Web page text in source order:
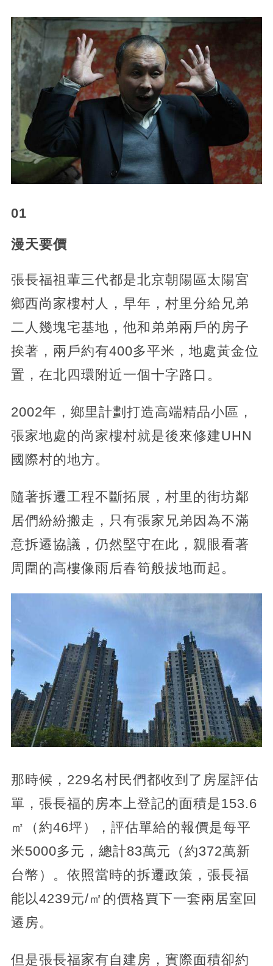
01
漫天要價
張長福祖輩三代都是北京朝陽區太陽宮
鄉西尚家樓村人，早年，村里分給兄弟
二人幾塊宅基地，他和弟弟兩戶的房子
挨著，兩戶約有400多平米，地處黃金位
置，在北四環附近一個十字路口。
2002年，鄉里計劃打造高端精品小區，
張家地處的尚家樓村就是後來修建UHN
國際村的地方。
隨著拆遷工程不斷拓展，村里的街坊鄰
居們紛紛搬走，只有張家兄弟因為不滿
意拆遷協議，仍然堅守在此，親眼看著
周圍的高樓像雨后春筍般拔地而起。
那時候，229名村民們都收到了房屋評估
單，張長福的房本上登記的面積是153.6
㎡（約46坪），評估單給的報價是每平
米5000多元，總計83萬元（約372萬新
台幣）。依照當時的拆遷政策，張長福
能以4239元/㎡的價格買下一套兩居室回
遷房。
但是張長福家有自建房，實際面積卻約